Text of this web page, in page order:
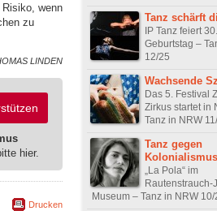
wenn
zu
LINDEN
hier.
Drucken
Tanz schärft
IP Tanz feiert 30.
Geburtstag –
12/25
Wachsende
Das 5. Festival
Zirkus startet in
Tanz in NRW
Tanz gegen
Kolonialismus
„La Pola“ im
Rautenstrauch-
Museum – Tanz in NRW 10/